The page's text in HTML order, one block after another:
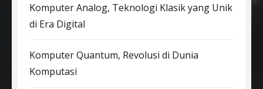
Komputer Analog, Teknologi Klasik yang Unik
di Era Digital
Komputer Quantum, Revolusi di Dunia
Komputasi